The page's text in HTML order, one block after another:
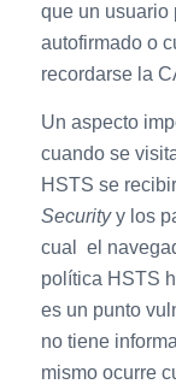
que un usuario
autofirmado o
recordarse la
Un aspecto
cuando se
HSTS se
Securityy los
cual el
política HSTS
es un punto
no tiene
mismo ocurre